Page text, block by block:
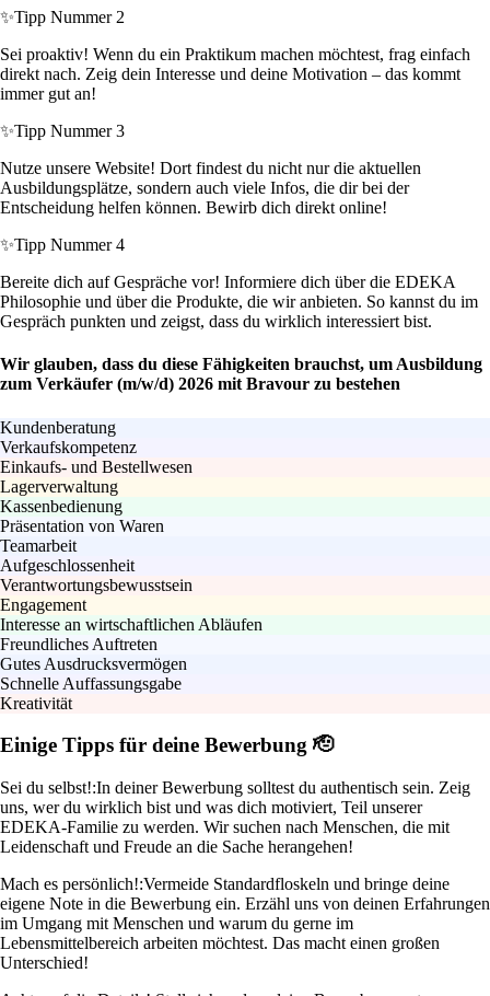
✨Tipp Nummer 2
Sei proaktiv! Wenn du ein Praktikum machen möchtest, frag einfach
direkt nach. Zeig dein Interesse und deine Motivation – das kommt
immer gut an!
✨Tipp Nummer 3
Nutze unsere Website! Dort findest du nicht nur die aktuellen
Ausbildungsplätze, sondern auch viele Infos, die dir bei der
Entscheidung helfen können. Bewirb dich direkt online!
✨Tipp Nummer 4
Bereite dich auf Gespräche vor! Informiere dich über die EDEKA
Philosophie und über die Produkte, die wir anbieten. So kannst du im
Gespräch punkten und zeigst, dass du wirklich interessiert bist.
Wir glauben, dass du diese Fähigkeiten brauchst, um Ausbildung
zum Verkäufer (m/w/d) 2026 mit Bravour zu bestehen
Kundenberatung
Verkaufskompetenz
Einkaufs- und Bestellwesen
Lagerverwaltung
Kassenbedienung
Präsentation von Waren
Teamarbeit
Aufgeschlossenheit
Verantwortungsbewusstsein
Engagement
Interesse an wirtschaftlichen Abläufen
Freundliches Auftreten
Gutes Ausdrucksvermögen
Schnelle Auffassungsgabe
Kreativität
Einige Tipps für deine Bewerbung 🫡
Sei du selbst!:In deiner Bewerbung solltest du authentisch sein. Zeig
uns, wer du wirklich bist und was dich motiviert, Teil unserer
EDEKA-Familie zu werden. Wir suchen nach Menschen, die mit
Leidenschaft und Freude an die Sache herangehen!
Mach es persönlich!:Vermeide Standardfloskeln und bringe deine
eigene Note in die Bewerbung ein. Erzähl uns von deinen Erfahrungen
im Umgang mit Menschen und warum du gerne im
Lebensmittelbereich arbeiten möchtest. Das macht einen großen
Unterschied!